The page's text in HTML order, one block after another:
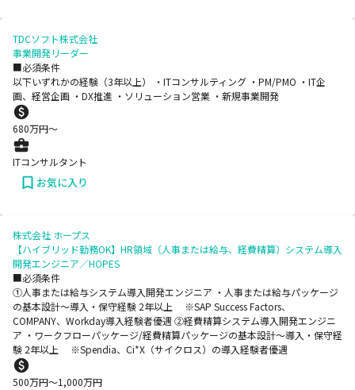
TDCソフト株式会社
事業開発リーダー
■必須条件
以下いずれかの経験（3年以上） ・ITコンサルティング ・PM/PMO ・IT企
画、経営企画 ・DX推進 ・ソリューション営業 ・新規事業開発
680万円〜
ITコンサルタント
お気に入り
株式会社 ホープス
【ハイブリッド勤務OK】HR領域（人事または給与、経費精算）システム導入
開発エンジニア／HOPES
■必須条件
➀人事または給与システム導入開発エンジニア ・人事または給与パッケージ
の基本設計～導入・保守経験 2年以上 ※SAP Success Factors、
COMPANY、Workday導入経験者優遇 ➁経費精算システム導入開発エンジニ
ア ・ワークフローパッケージ/経費精算パッケージの基本設計～導入・保守経
験 2年以上 ※Spendia、Ci*X（サイクロス）の導入経験者優遇
500万円〜1,000万円